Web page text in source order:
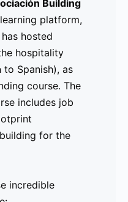
Building
learning platform,
has hosted
hospitality
Spanish), as
course. The
includes job
for the
incredible
Españayla
webinars,
extender
a acercarse al
social y a un
estigmas y